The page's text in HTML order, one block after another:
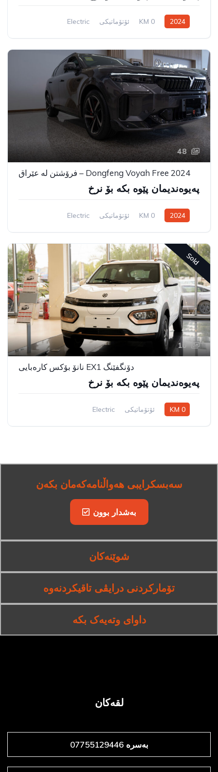
2024
0 KM ئۆتۆماتیکی
Electric
48
Dongfeng Voyah Free 2024 – فرۆشتن لە عێراق
پەیوەندیمان پێوە بکە بۆ نرخ
2024
0 KM ئۆتۆماتیکی
Electric
Sold
10
دۆنگفێنگ EX1 نانۆ بۆکس کارەبایی
پەیوەندیمان پێوە بکە بۆ نرخ
0 KM ئۆتۆماتیکی
Electric
سەبسکرایبی هەواڵنامەکەمان بکەن
بەشدار بوون
شوێنەکان
تۆمارکردنی درایڤی تاقیکردنەوە
داوای وتەیەک بکە
لقەکان
بەسرە 07755129446